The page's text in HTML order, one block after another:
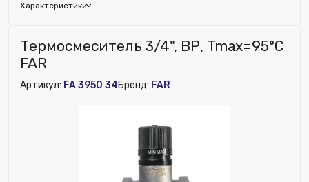
Характеристики
Бренд:
Область применения:
Отопление и водоснабжение
Исключить из публикации на веб-витрине mag1c:
Термосмеситель 1" ВР, t max = 95 °C
Термосмеситель 3/4", ВР, Tmax=95°С
FAR
Артикул: FA 3950 34Бренд: FAR